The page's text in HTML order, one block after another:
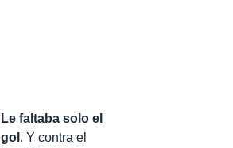
Le faltaba solo el
gol . Y contra el